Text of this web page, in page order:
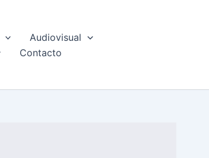
Audiovisual
Contacto